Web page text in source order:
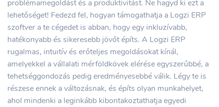
problémamegoldást és a produktivitást. Ne hagyd ki ezt a
lehetőséget! Fedezd fel, hogyan támogathatja a Logzi ERP
szoftver a te cégedet is abban, hogy egy inkluzívabb,
hatékonyabb és sikeresebb jövőt építs. A Logzi ERP
rugalmas, intuitív és erőteljes megoldásokat kínál,
amelyekkel a vállalati mérföldkövek elérése egyszerűbbé, a
tehetséggondozás pedig eredményesebbé válik. Légy te is
részese ennek a változásnak, és építs olyan munkahelyet,
ahol mindenki a leginkább kibontakoztathatja egyedi